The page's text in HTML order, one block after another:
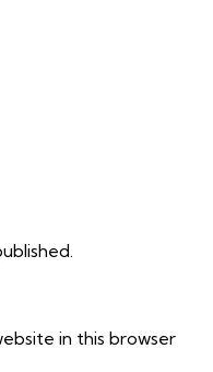
in this browser